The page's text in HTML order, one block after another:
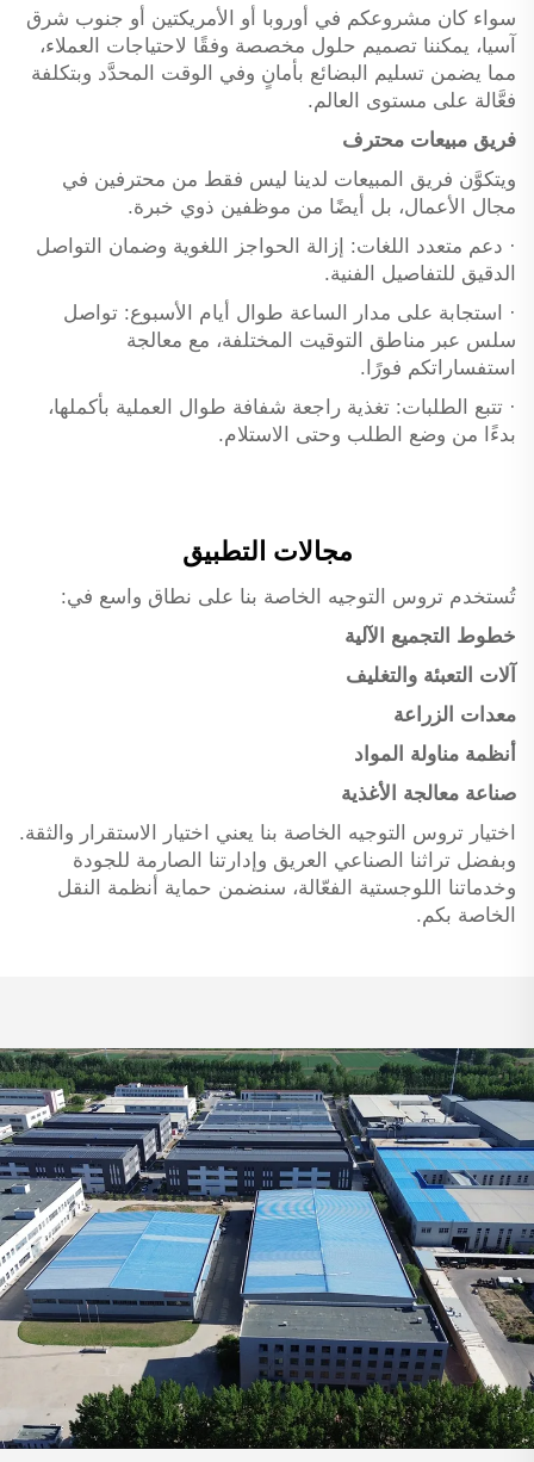
سواء كان مشروعكم في أوروبا أو الأمريكتين أو جنوب شرق
آسيا، يمكننا تصميم حلول مخصصة وفقًا لاحتياجات العملاء،
مما يضمن تسليم البضائع بأمانٍ وفي الوقت المحدَّد وبتكلفة
فعَّالة على مستوى العالم.
فريق مبيعات محترف
ويتكوَّن فريق المبيعات لدينا ليس فقط من محترفين في
مجال الأعمال، بل أيضًا من موظفين ذوي خبرة.
· دعم متعدد اللغات: إزالة الحواجز اللغوية وضمان التواصل
الدقيق للتفاصيل الفنية.
· استجابة على مدار الساعة طوال أيام الأسبوع: تواصل
سلس عبر مناطق التوقيت المختلفة، مع معالجة
استفساراتكم فورًا.
· تتبع الطلبات: تغذية راجعة شفافة طوال العملية بأكملها،
بدءًا من وضع الطلب وحتى الاستلام.
مجالات التطبيق
تُستخدم تروس التوجيه الخاصة بنا على نطاق واسع في:
خطوط التجميع الآلية
آلات التعبئة والتغليف
معدات الزراعة
أنظمة مناولة المواد
صناعة معالجة الأغذية
اختيار تروس التوجيه الخاصة بنا يعني اختيار الاستقرار والثقة.
وبفضل تراثنا الصناعي العريق وإدارتنا الصارمة للجودة
وخدماتنا اللوجستية الفعّالة، سنضمن حماية أنظمة النقل
الخاصة بكم.